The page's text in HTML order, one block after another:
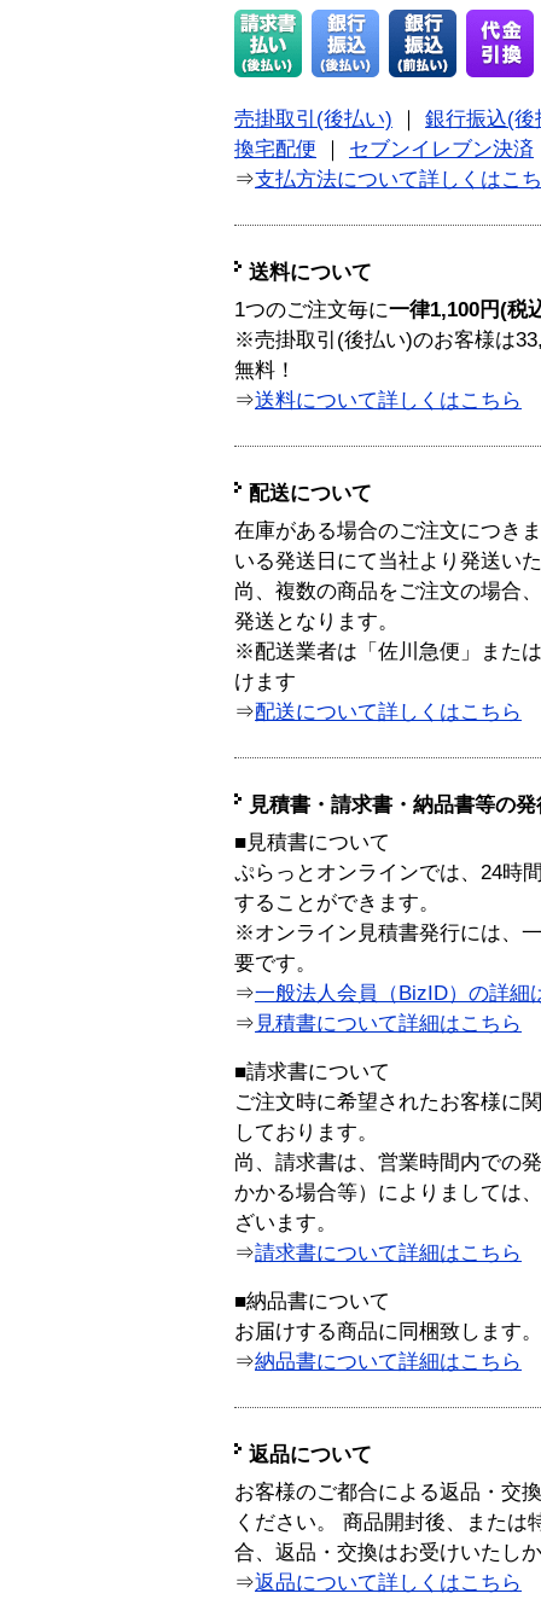
売掛取引(後払い)
銀行振込(後
換宅配便
セブンイレブン決済
⇒支払方法について詳しくはこ
送料について
1つのご注文毎に一律1,100円(税
※売掛取引(後払い)のお客様は
無料！
⇒送料について詳しくはこちら
配送について
在庫がある場合のご注文につき
いる発送日にて当社より発送い
尚、複数の商品をご注文の場合
発送となります。
※配送業者は「佐川急便」また
けます
⇒配送について詳しくはこちら
見積書・請求書・納品書等の
■見積書について
ぷらっとオンラインでは、24時
することができます。
※オンライン見積書発行には、
要です。
⇒一般法人会員（BizID）の詳細
⇒ 見積書について詳細はこちら
■請求書について
ご注文時に希望されたお客様に
しております。
尚、請求書は、営業時間内での
かかる場合等）によりましては
ざいます。
⇒請求書について詳細はこちら
■納品書について
お届けする商品に同梱致します。
⇒納品書について詳細はこちら
返品について
お客様のご都合による返品・交
ください。 商品開封後、または
合、返品・交換はお受けいたし
⇒返品について詳しくはこちら